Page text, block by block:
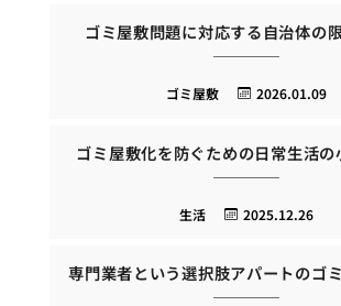
ゴミ屋敷問題に対応する自治体の
2026.01.09
ゴミ屋敷
ゴミ屋敷化を防ぐための日常生活の
2025.12.26
生活
専門業者という選択肢アパートのゴ